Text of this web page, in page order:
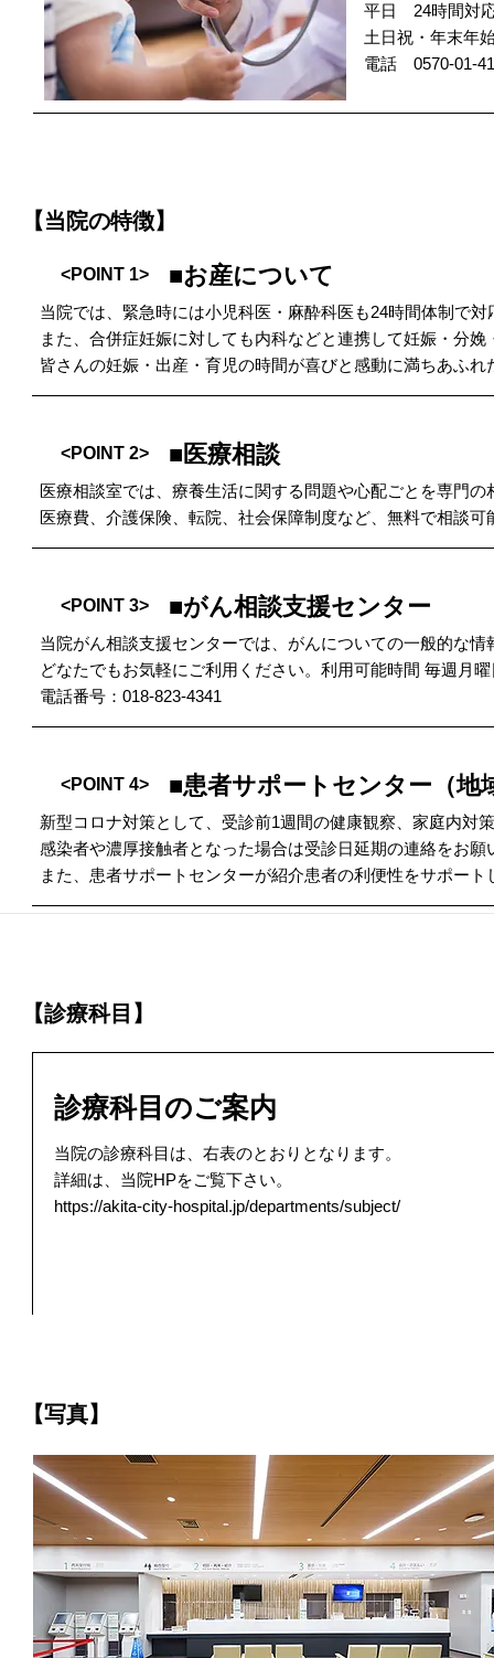
平日 24時間対
土日祝・年末年
電話 0570-01-
【当院の特徴】
<POINT 1> ■お産について
当院では、緊急時には小児科医・麻酔科医も24時間体制で対
また、合併症妊娠に対しても内科などと連携して妊娠・分
皆さんの妊娠・出産・育児の時間が喜びと感動に満ちあふ
<POINT 2> ■医療相談
医療相談室では、療養生活に関する問題や心配ごとを専門
医療費、介護保険、転院、社会保障制度など、無料で相談
<POINT 3> ■がん相談支援センター
当院がん相談支援センターでは、がんについての一般的な
どなたでもお気軽にご利用ください。利用可能時間 毎週月
電話番号：018-823-4341
<POINT 4> ■患者サポートセンター（地
新型コロナ対策として、受診前1週間の健康観察、家庭内対
感染者や濃厚接触者となった場合は受診日延期の連絡をお願
また、患者サポートセンターが紹介患者の利便性をサポート
【診療科目】
診療科目のご案内
当院の診療科目は、右表のとおりとなります。
詳細は、当院HPをご覧下さい。
https://akita-city-hospital.jp/departments/subject/
【写真】